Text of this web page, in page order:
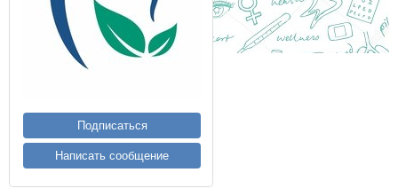
Подписаться
Написать сообщение